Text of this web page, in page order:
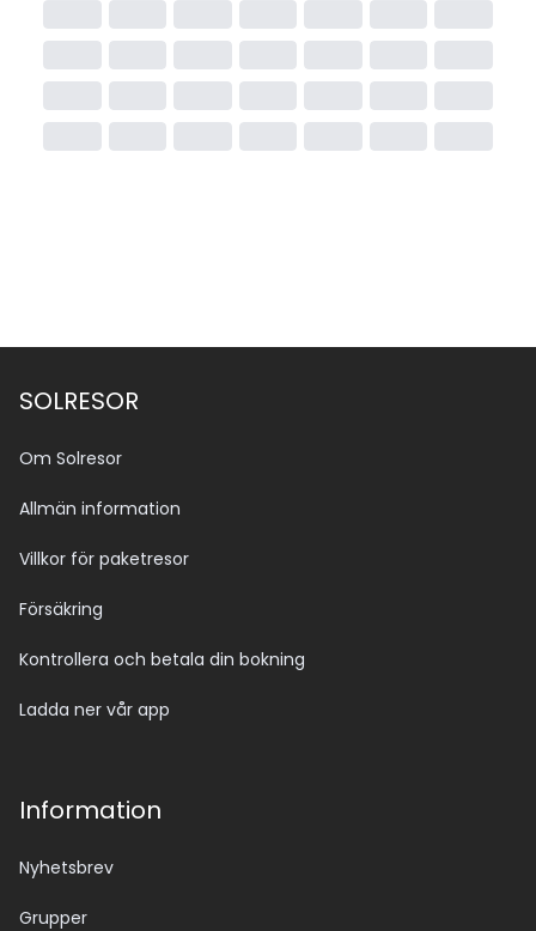
SOLRESOR
Om Solresor
Allmän information
Villkor för paketresor
Försäkring
Kontrollera och betala din bokning
Ladda ner vår app
Information
Nyhetsbrev
Grupper